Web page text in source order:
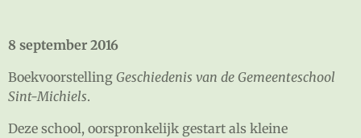
8 september 2016
Boekvoorstelling Geschiedenis van de Gemeenteschool
Sint-Michiels.
Deze school, oorspronkelijk gestart als kleine